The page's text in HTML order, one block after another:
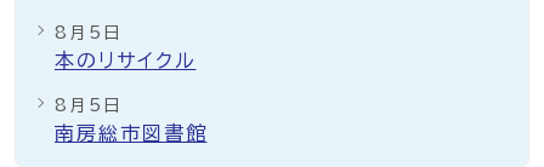
8月5日
本のリサイクル
8月5日
南房総市図書館